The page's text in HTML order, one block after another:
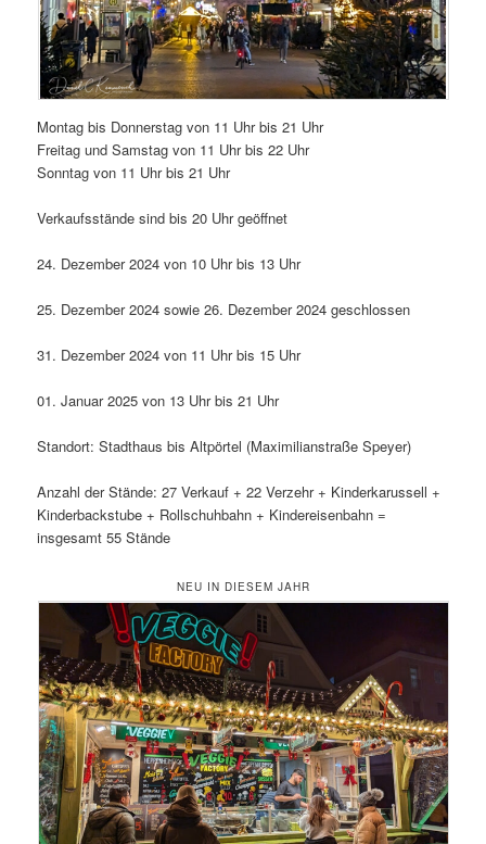
Montag bis Donnerstag von 11 Uhr bis 21 Uhr
Freitag und Samstag von 11 Uhr bis 22 Uhr
Sonntag von 11 Uhr bis 21 Uhr
Verkaufsstände sind bis 20 Uhr geöffnet
24. Dezember 2024 von 10 Uhr bis 13 Uhr
25. Dezember 2024 sowie 26. Dezember 2024 geschlossen
31. Dezember 2024 von 11 Uhr bis 15 Uhr
01. Januar 2025 von 13 Uhr bis 21 Uhr
Standort: Stadthaus bis Altpörtel (Maximilianstraße Speyer)
Anzahl der Stände: 27 Verkauf + 22 Verzehr + Kinderkarussell +
Kinderbackstube + Rollschuhbahn + Kindereisenbahn =
insgesamt 55 Stände
NEU IN DIESEM JAHR